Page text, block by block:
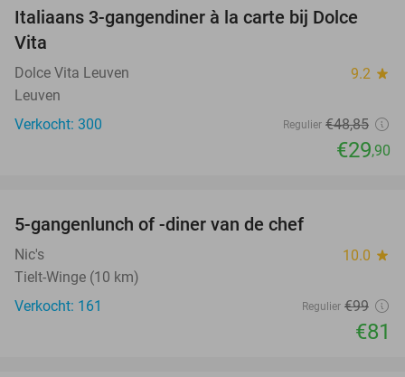
39%
Italiaans 3-gangendiner à la carte bij Dolce
Vita
Dolce Vita Leuven 9.2 star
Leuven
Verkocht: 300
Regulier €48,85
€29,90
5-gangenlunch of -diner van de chef
Nic's 10.0 star
Tielt-Winge (10 km)
Verkocht: 161
Regulier €99
€81